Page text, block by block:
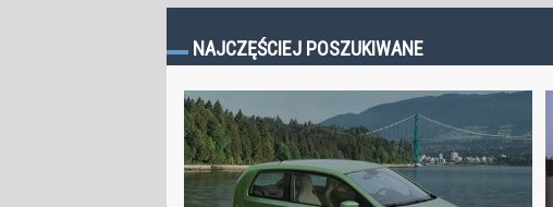
NAJCZĘŚCIEJ POSZUKIWANE